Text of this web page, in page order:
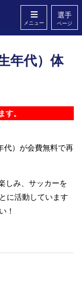
メニュー
クラブ概要
選手
ページ
年代）体
す。
代）が会費無料で再
しみ、サッカーを
に活動しています
！